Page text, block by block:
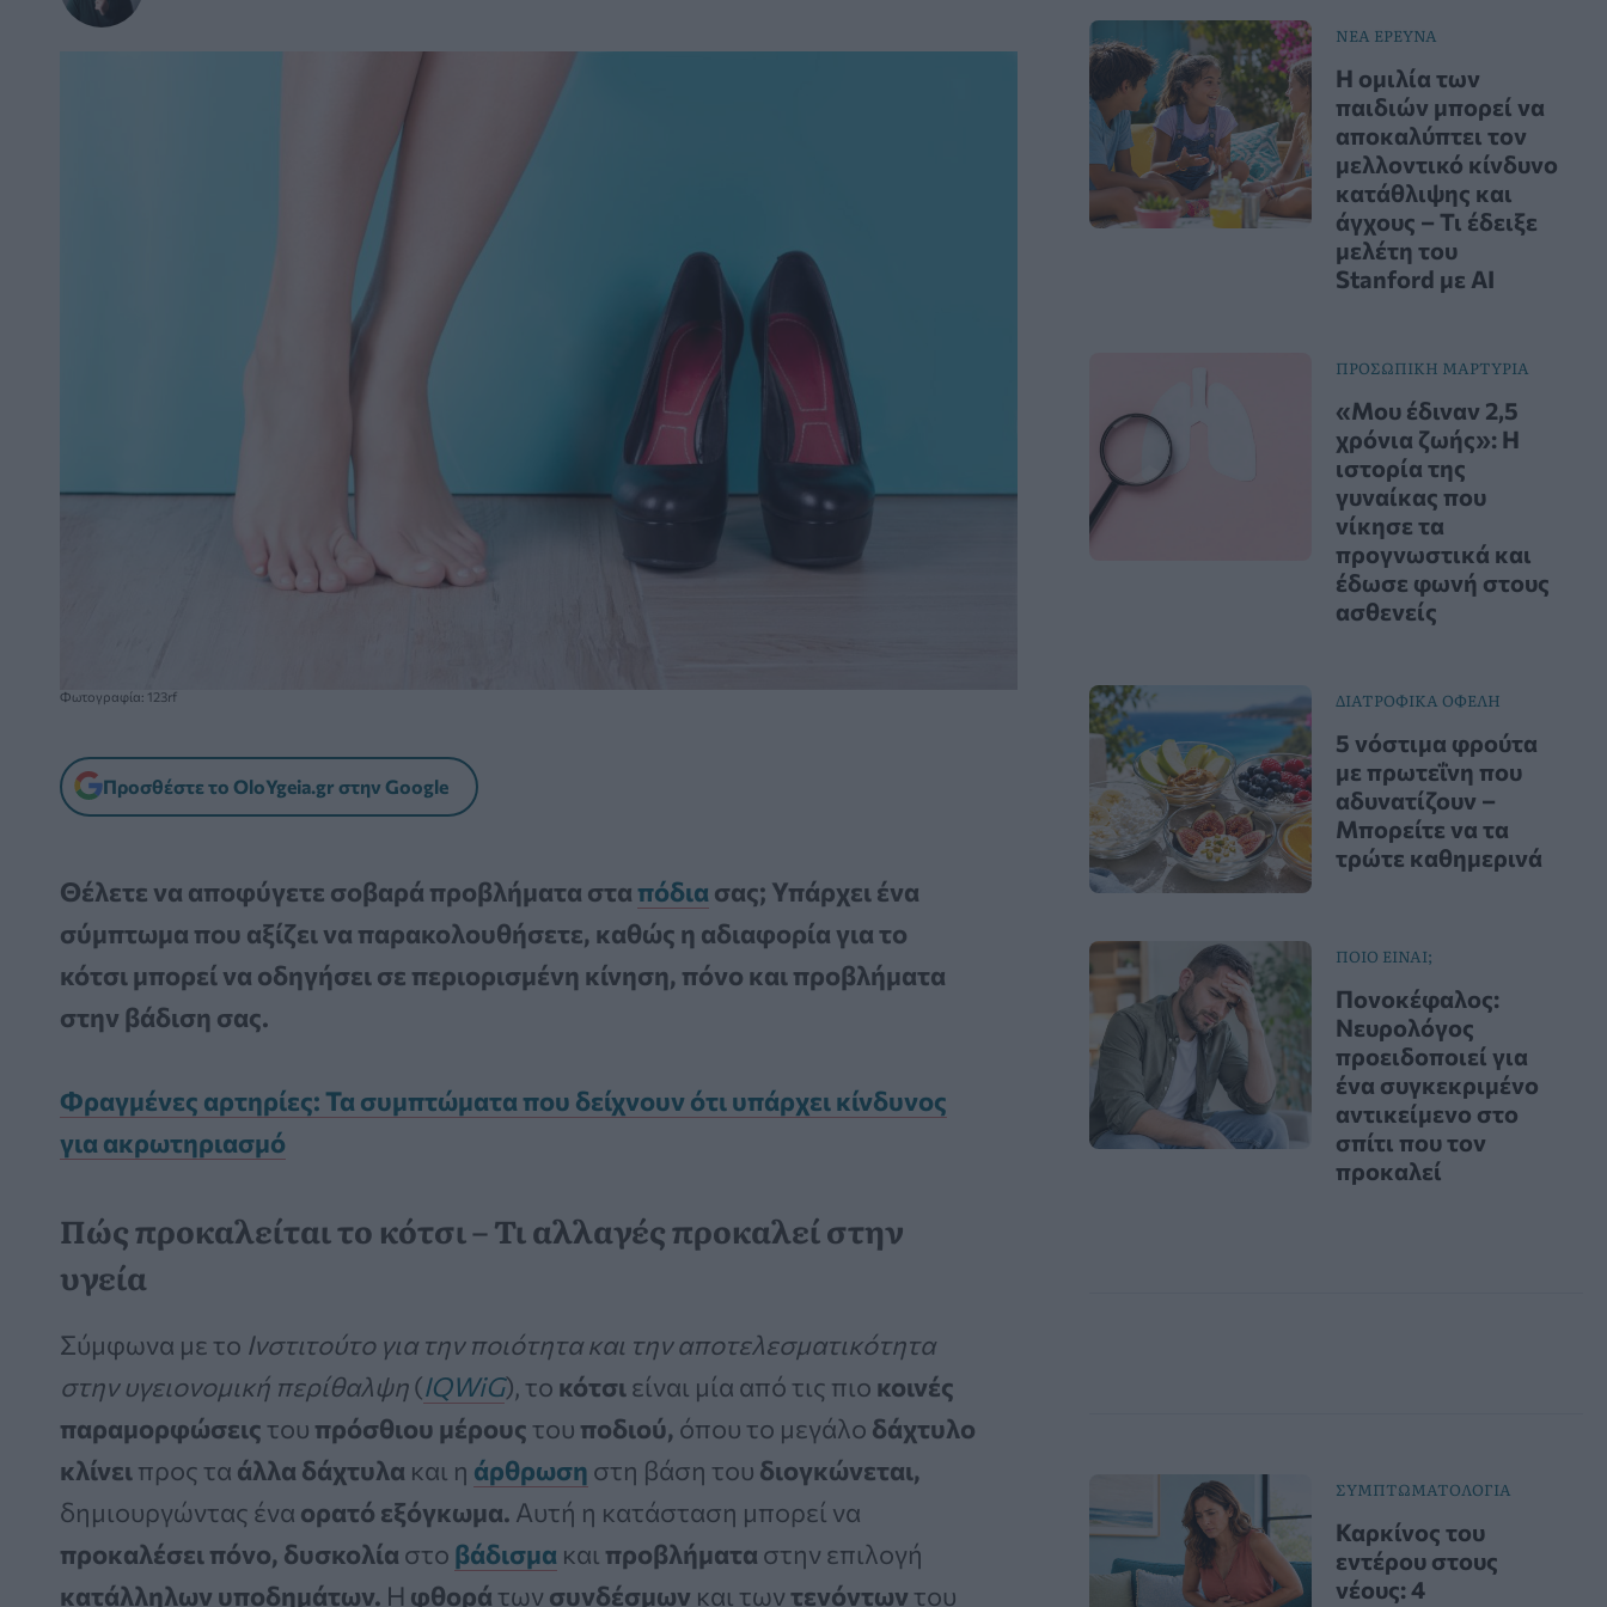
Φωτογραφία: 123rf
Προσθέστε το OloYgeia.gr στην Google
Θέλετε να αποφύγετε σοβαρά προβλήματα σταπόδια σας; Υπάρχει ένα
σύμπτωμα που αξίζει να παρακολουθήσετε, καθώς η αδιαφορία για το
κότσι μπορεί να οδηγήσει σε περιορισμένη κίνηση, πόνο και προβλήματα
στην βάδιση σας.
Φραγμένες αρτηρίες: Τα συμπτώματα που δείχνουν ότι υπάρχει κίνδυνος
για ακρωτηριασμό
Πώς προκαλείται το κότσι – Τι αλλαγές προκαλεί στην
υγεία
Σύμφωνα με το Ινστιτούτο για την ποιότητα και την αποτελεσματικότητα
στην υγειονομική περίθαλψη(IQWiG), το κότσιείναι μία από τις πιο κοινές
παραμορφώσεις του πρόσθιου μέρους του ποδιού, όπου το μεγάλο δάχτυλο
κλίνειπρος τα άλλα δάχτυλα και η άρθρωση στη βάση του διογκώνεται,
δημιουργώντας ένα ορατό εξόγκωμα. Αυτή η κατάσταση μπορεί να
προκαλέσει πόνο, δυσκολία στο βάδισμα και προβλήματα στην επιλογή
κατάλληλων υποδημάτων. Η φθορά των συνδέσμων και τωντενόντων του
ΝΕΑ ΕΡΕΥΝΑ
Η ομιλία των
παιδιών μπορεί να
αποκαλύπτει τον
μελλοντικό κίνδυνο
κατάθλιψης και
άγχους – Τι έδειξε
μελέτη του
Stanford με AI
ΠΡΟΣΩΠΙΚΗ ΜΑΡΤΥΡΙΑ
«Μου έδιναν 2,5
χρόνια ζωής»: Η
ιστορία της
γυναίκας που
νίκησε τα
προγνωστικά και
έδωσε φωνή στους
ασθενείς
ΔΙΑΤΡΟΦΙΚΑ ΟΦΕΛΗ
5 νόστιμα φρούτα
με πρωτεΐνη που
αδυνατίζουν –
Μπορείτε να τα
τρώτε καθημερινά
ΠΟΙΟ ΕΙΝΑΙ;
Πονοκέφαλος:
Νευρολόγος
προειδοποιεί για
ένα συγκεκριμένο
αντικείμενο στο
σπίτι που τον
προκαλεί
ΣΥΜΠΤΩΜΑΤΟΛΟΓΙΑ
Καρκίνος του
εντέρου στους
νέους: 4